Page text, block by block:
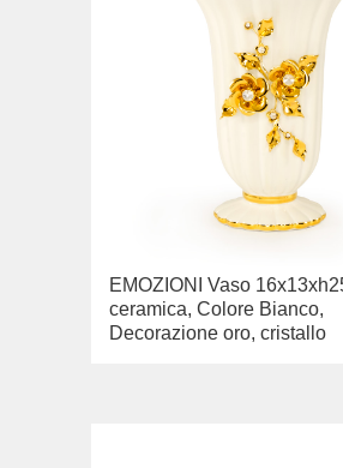
EMOZIONI Vaso
ceramica, Colore Bianco,
Decorazione oro, cristallo